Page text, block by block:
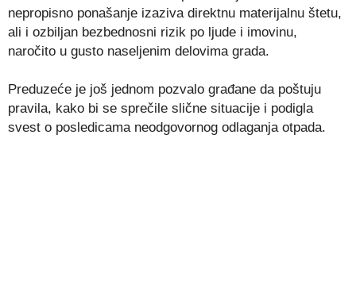
nepropisno ponašanje izaziva direktnu materijalnu štetu,
ali i ozbiljan bezbednosni rizik po ljude i imovinu,
naročito u gusto naseljenim delovima grada.
Preduzeće je još jednom pozvalo građane da poštuju
pravila, kako bi se sprečile slične situacije i podigla
svest o posledicama neodgovornog odlaganja otpada.